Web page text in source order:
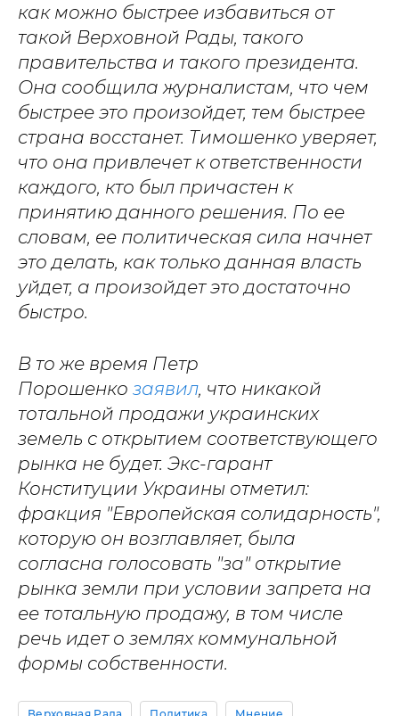
как можно быстрее избавиться от
такой Верховной Рады, такого
правительства и такого президента.
Она сообщила журналистам, что чем
быстрее это произойдет, тем быстрее
страна восстанет. Тимошенко уверяет,
что она привлечет к ответственности
каждого, кто был причастен к
принятию данного решения. По ее
словам, ее политическая сила начнет
это делать, как только данная власть
уйдет, а произойдет это достаточно
быстро.
В то же время Петр
Порошенко заявил, что никакой
тотальной продажи украинских
земель с открытием соответствующего
рынка не будет. Экс-гарант
Конституции Украины отметил:
фракция "Европейская солидарность",
которую он возглавляет, была
согласна голосовать "за" открытие
рынка земли при условии запрета на
ее тотальную продажу, в том числе
речь идет о землях коммунальной
формы собственности.